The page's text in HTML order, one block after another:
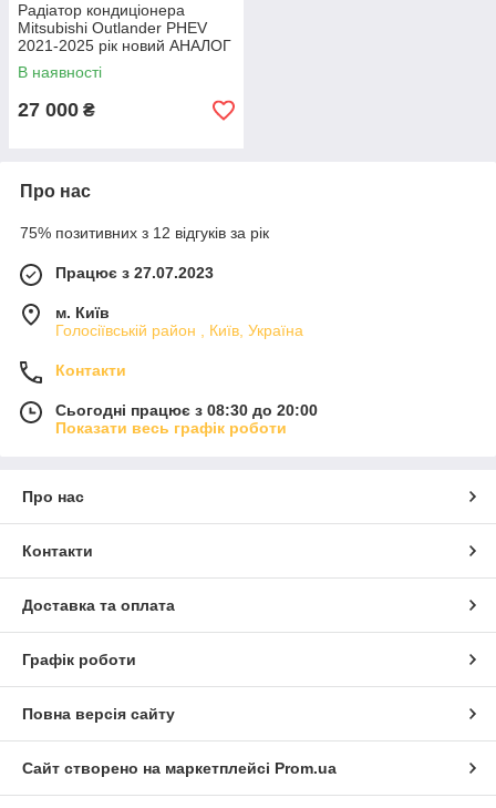
Радіатор кондиціонера
Mitsubishi Outlander PHEV
2021-2025 рік новий АНАЛОГ
7812A466
В наявності
27 000 ₴
Про нас
75% позитивних з 12 відгуків за рік
Працює з 27.07.2023
м. Київ
Голосіївській район , Київ, Україна
Контакти
Сьогодні працює з 08:30 до 20:00
Показати весь графік роботи
Про нас
Контакти
Доставка та оплата
Графік роботи
Повна версія сайту
Сайт створено на маркетплейсі Prom.ua